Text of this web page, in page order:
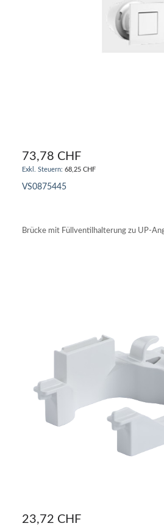
73,78 CHF
68,25 CHF
VS0875445
Brücke mit Füllventilhalterung zu UP-
23,72 CHF